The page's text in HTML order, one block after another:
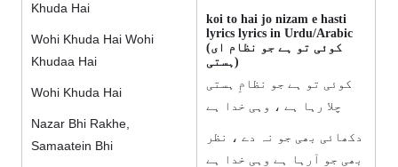
Khuda Hai
Wohi Khuda Hai Wohi
Khudaa Hai
Wohi Khuda Hai
Nazar Bhi Rakhe,
Samaatein Bhi
koi to hai jo nizam e hasti
lyrics lyrics in Urdu/Arabic
(کوئی تو ہے جو نظام ای
ہستی)
کوئی تو ہے جو نظامِ ہستی
چلا رہا ہے ، وہی خدا ہے
دکھائی بھی جو نہ دے ، نظر
بھی جو آرہا ہے وہی خدا ہے